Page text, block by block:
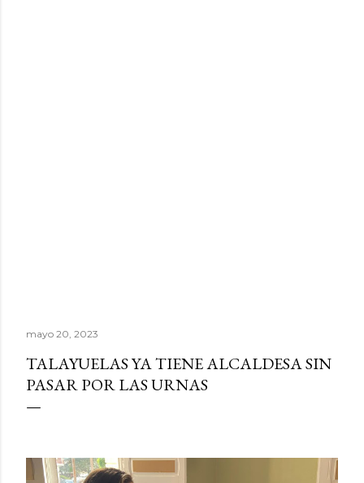
mayo 20, 2023
TALAYUELAS YA TIENE ALCALDESA SIN
PASAR POR LAS URNAS